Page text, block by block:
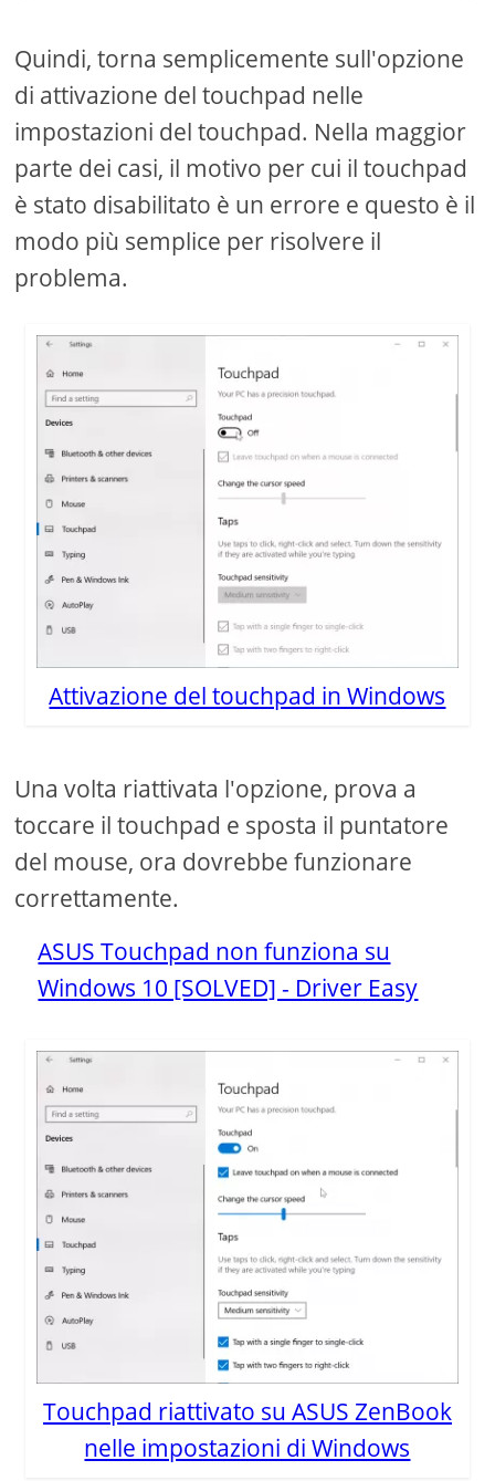
Quindi, torna semplicemente sull'opzione
di attivazione del touchpad nelle
impostazioni del touchpad. Nella maggior
parte dei casi, il motivo per cui il touchpad
è stato disabilitato è un errore e questo è il
modo più semplice per risolvere il
problema.
Attivazione del touchpad in Windows
Una volta riattivata l'opzione, prova a
toccare il touchpad e sposta il puntatore
del mouse, ora dovrebbe funzionare
correttamente.
ASUS Touchpad non funziona su
Windows 10 [SOLVED] - Driver Easy
Touchpad riattivato su ASUS ZenBook
nelle impostazioni di Windows